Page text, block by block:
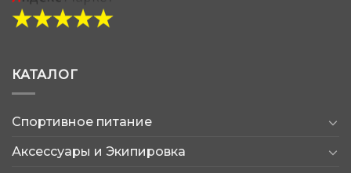
КАТАЛОГ
Спортивное питание
Аксессуары и Экипировка